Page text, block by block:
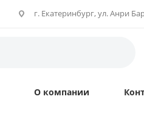
г. Екатеринбург, ул. Анри
О компании